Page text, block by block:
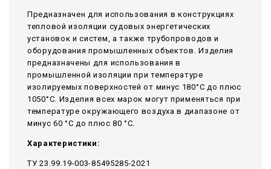
Предназначен для использования в конструкциях
тепловой изоляции судовых энергетических
установок и систем, а также трубопроводов и
оборудования промышленных объектов. Изделия
предназначены для использования в
промышленной изоляции при температуре
изолируемых поверхностей от минус 180°С до плюс
1050°С. Изделия всех марок могут применяться при
температуре окружающего воздуха в диапазоне от
минус 60 °С до плюс 80 °С.
Характеристики:
ТУ 23.99.19-003-85495285-2021